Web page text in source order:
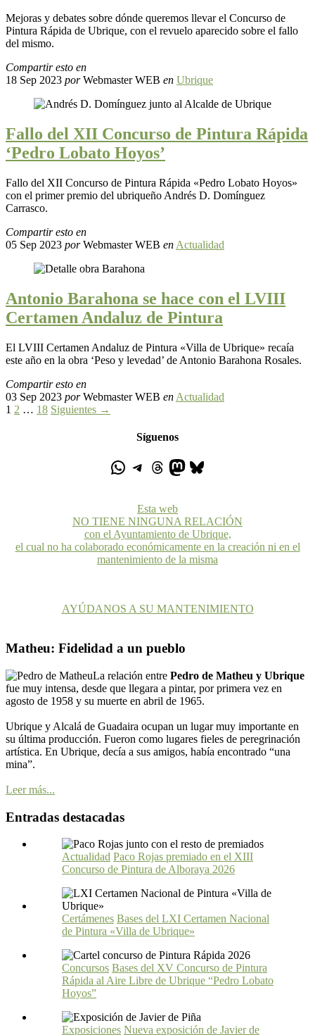
Mejoras y debates sobre dónde queremos llevar el Concurso de
Pintura Rápida de Ubrique, con el revuelo aparecido sobre el fallo
del mismo.
Compartir esto en
18 Sep 2023 porWebmaster WEB en Ubrique
Fallo del XII Concurso de Pintura Rápida
‘Pedro Lobato Hoyos’
Fallo del XII Concurso de Pintura Rápida «Pedro Lobato Hoyos»
con el primer premio del ubriqueño Andrés D. Domínguez
Carrasco.
Compartir esto en
05 Sep 2023 porWebmaster WEB en Actualidad
Antonio Barahona se hace con el LVIII
Certamen Andaluz de Pintura
El LVIII Certamen Andaluz de Pintura «Villa de Ubrique» recaía
este año en la obra ‘Peso y levedad’ de Antonio Barahona Rosales.
Compartir esto en
03 Sep 2023 porWebmaster WEB en Actualidad
1 2 … 18 Siguientes →
Síguenos
Esta web
NO TIENE NINGUNA RELACIÓN
con el Ayuntamiento de Ubrique,
el cual no ha colaborado económicamente en la creación ni en el
mantenimiento de la misma
AYÚDANOS A SU MANTENIMIENTO
Matheu: Fidelidad a un pueblo
La relación entre Pedro de Matheu y Ubrique
fue muy intensa, desde que llegara a pintar, por primera vez en
agosto de 1958 y su muerte en abril de 1965.
Ubrique y Alcalá de Guadaira ocupan un lugar muy importante en
su última producción. Fueron como lugares fieles de peregrinación
artística. En Ubrique, decía a sus amigos, había encontrado “una
mina”.
Leer más...
Entradas destacadas
Actualidad Paco Rojas premiado en el XIII
Concurso de Pintura de Alboraya 2026
Certámenes Bases del LXI Certamen Nacional
de Pintura «Villa de Ubrique»
Concursos Bases del XV Concurso de Pintura
Rápida al Aire Libre de Ubrique “Pedro Lobato
Hoyos”
Exposiciones Nueva exposición de Javier de